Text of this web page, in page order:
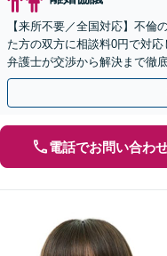
【来所不要／全国対応】不倫
た方の双方に相談料0円で対
弁護士が交渉から解決まで徹
手金の返還保証もありますの
電話でお問い合わ